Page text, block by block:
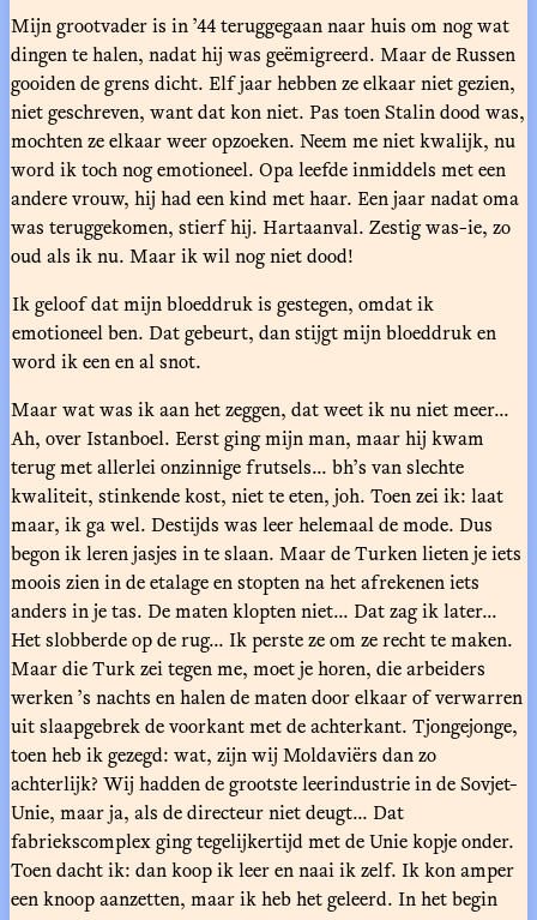
Mijn grootvader is in ’44 teruggegaan naar huis om nog wat
dingen te halen, nadat hij was geëmigreerd. Maar de Russen
gooiden de grens dicht. Elf jaar hebben ze elkaar niet gezien,
niet geschreven, want dat kon niet. Pas toen Stalin dood was,
mochten ze elkaar weer opzoeken. Neem me niet kwalijk, nu
word ik toch nog emotioneel. Opa leefde inmiddels met een
andere vrouw, hij had een kind met haar. Een jaar nadat oma
was teruggekomen, stierf hij. Hartaanval. Zestig was-ie, zo
oud als ik nu. Maar ik wil nog niet dood!
Ik geloof dat mijn bloeddruk is gestegen, omdat ik
emotioneel ben. Dat gebeurt, dan stijgt mijn bloeddruk en
word ik een en al snot.
Maar wat was ik aan het zeggen, dat weet ik nu niet meer...
Ah, over Istanboel. Eerst ging mijn man, maar hij kwam
terug met allerlei onzinnige frutsels... bh’s van slechte
kwaliteit, stinkende kost, niet te eten, joh. Toen zei ik: laat
maar, ik ga wel. Destijds was leer helemaal de mode. Dus
begon ik leren jasjes in te slaan. Maar de Turken lieten je iets
moois zien in de etalage en stopten na het afrekenen iets
anders in je tas. De maten klopten niet... Dat zag ik later...
Het slobberde op de rug... Ik perste ze om ze recht te maken.
Maar die Turk zei tegen me, moet je horen, die arbeiders
werken ’s nachts en halen de maten door elkaar of verwarren
uit slaapgebrek de voorkant met de achterkant. Tjongejonge,
toen heb ik gezegd: wat, zijn wij Moldaviërs dan zo
achterlijk? Wij hadden de grootste leerindustrie in de Sovjet-
Unie, maar ja, als de directeur niet deugt... Dat
fabriekscomplex ging tegelijkertijd met de Unie kopje onder.
Toen dacht ik: dan koop ik leer en naai ik zelf. Ik kon amper
een knoop aanzetten, maar ik heb het geleerd. In het begin